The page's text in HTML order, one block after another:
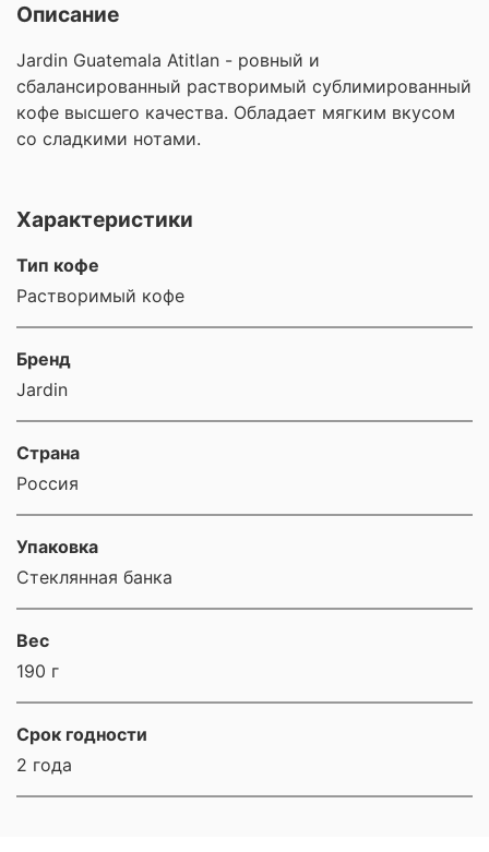
Описание
Jardin Guatemala Atitlan - ровный и
сбалансированный растворимый сублимированный
кофе высшего качества. Обладает мягким вкусом
со сладкими нотами.
Характеристики
Тип кофе
Растворимый кофе
Бренд
Jardin
Страна
Россия
Упаковка
Стеклянная банка
Вес
190 г
Срок годности
2 года